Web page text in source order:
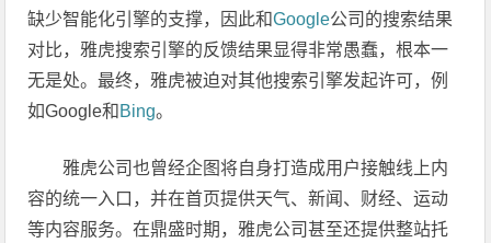
缺少智能化引擎的支撑，因此和Google公司的搜索结果
对比，雅虎搜索引擎的反馈结果显得非常愚蠢，根本一
无是处。最终，雅虎被迫对其他搜索引擎发起许可，例
如Google和 Bing。
雅虎公司也曾经企图将自身打造成用户接触线上内
容的统一入口，并在首页提供天气、新闻、财经、运动
等内容服务。在鼎盛时期，雅虎公司甚至还提供整站托